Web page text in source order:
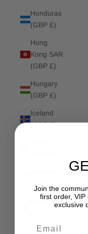
Honduras
(GBP £)
Hong
Kong SAR
(GBP £)
Hungary
(GBP £)
Iceland
(GBP £)
Iraq (GBP
Ireland
Join the
first order,
exclusive